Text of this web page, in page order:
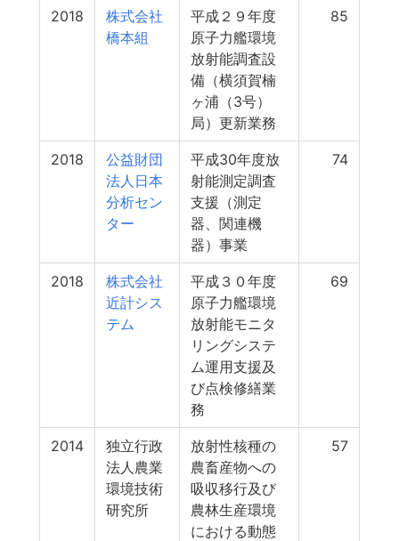
2018
株式会社
橋本組
平成２９年度
原子力艦環境
放射能調査設
備（横須賀楠
ヶ浦（3号）
局）更新業務
85
2018
公益財団
法人日本
分析セン
ター
平成30年度放
射能測定調査
支援（測定
器、関連機
器）事業
74
2018
株式会社
近計シス
テム
平成３０年度
原子力艦環境
放射能モニタ
リングシステ
ム運用支援及
び点検修繕業
務
69
2014
独立行政
法人農業
環境技術
研究所
放射性核種の
農畜産物への
吸収移行及び
農林生産環境
における動態
57